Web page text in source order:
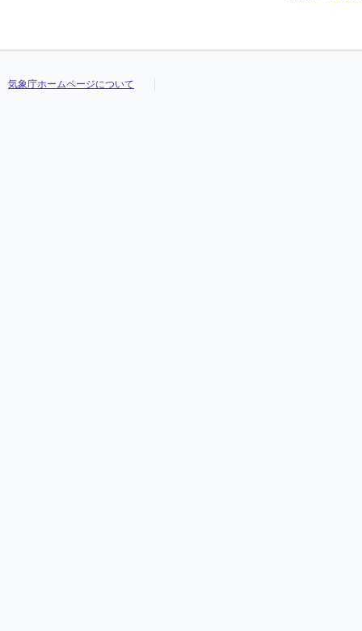
気象庁ホームページについて